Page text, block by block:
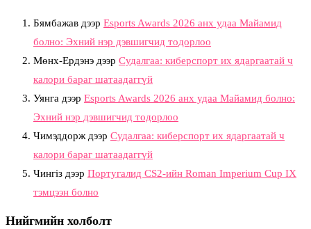
Бямбажав дээр Esports Awards 2026 анх удаа Майамид
болно: Эхний нэр дэвшигчид тодорлоо
Мөнх-Ердэнэ дээр Судалгаа: киберспорт их ядаргаатай ч
калори бараг шатаадаггүй
Уянга дээр Esports Awards 2026 анх удаа Майамид болно:
Эхний нэр дэвшигчид тодорлоо
Чимэддорж дээр Судалгаа: киберспорт их ядаргаатай ч
калори бараг шатаадаггүй
Чингіз дээр Португалид CS2-ийн Roman Imperium Cup IX
тэмцээн болно
Нийгмийн холболт